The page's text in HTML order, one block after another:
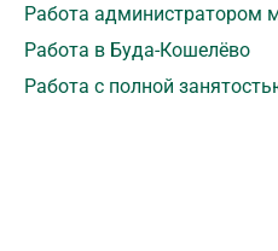
Работа администратором
Работа в Буда-Кошелёво
Работа с полной